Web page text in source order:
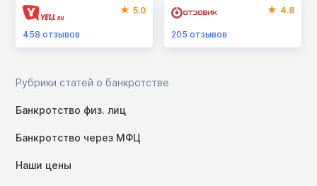
5.0
458 отзывов
4.8
205отзывов
Рубрики статей о банкротстве
Банкротство физ. лиц
Банкротство через МФЦ
Наши цены